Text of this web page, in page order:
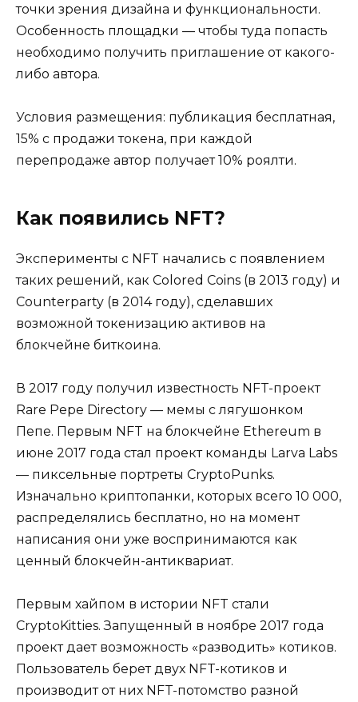
точки зрения дизайна и функциональности.
Особенность площадки — чтобы туда попасть
необходимо получить приглашение от какого-
либо автора.
Условия размещения: публикация бесплатная,
15% с продажи токена, при каждой
перепродаже автор получает 10% роялти.
Как появились NFT?
Эксперименты с NFT начались с появлением
таких решений, как Colored Coins (в 2013 году) и
Counterparty (в 2014 году), сделавших
возможной токенизацию активов на
блокчейне биткоина.
В 2017 году получил известность NFT-проект
Rare Pepe Directory — мемы с лягушонком
Пепе. Первым NFT на блокчейне Ethereum в
июне 2017 года стал проект команды Larva Labs
— пиксельные портреты CryptoPunks.
Изначально криптопанки, которых всего 10 000,
распределялись бесплатно, но на момент
написания они уже воспринимаются как
ценный блокчейн-антиквариат.
Первым хайпом в истории NFT стали
CryptoKitties. Запущенный в ноябре 2017 года
проект дает возможность «разводить» котиков.
Пользователь берет двух NFT-котиков и
производит от них NFT-потомство разной